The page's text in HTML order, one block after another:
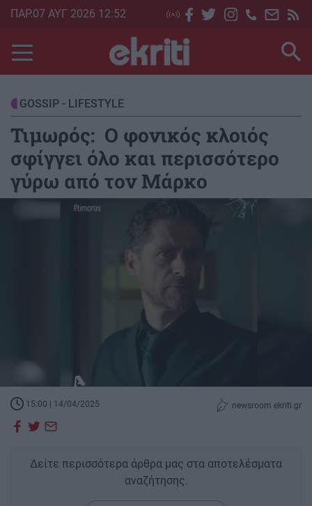
Skip
main
content
ΠΑΡ.07 ΑΥΓ 2026 12:52
GOSSIP - LIFESTYLE
Τιμωρός: Ο φονικός κλοιός
σφίγγει όλο και περισσότερο
γύρω από τον Μάρκο
15:00 | 14/04/2025 newsroom ekriti.gr
Δείτε περισσότερα άρθρα μας στα αποτελέσματα
αναζήτησης.